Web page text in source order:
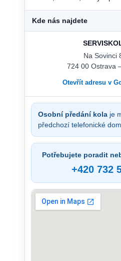
Kde nás najdete
Na Sovinci
724 00 Ostrava
Otevřít adresu v
Osobní předání kola je
předchozí telefonické
Potřebujete poradit
+420 732